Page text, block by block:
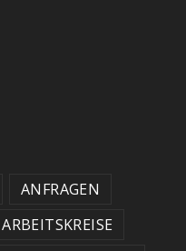
ANFRAGEN
ARBEITSKREISE